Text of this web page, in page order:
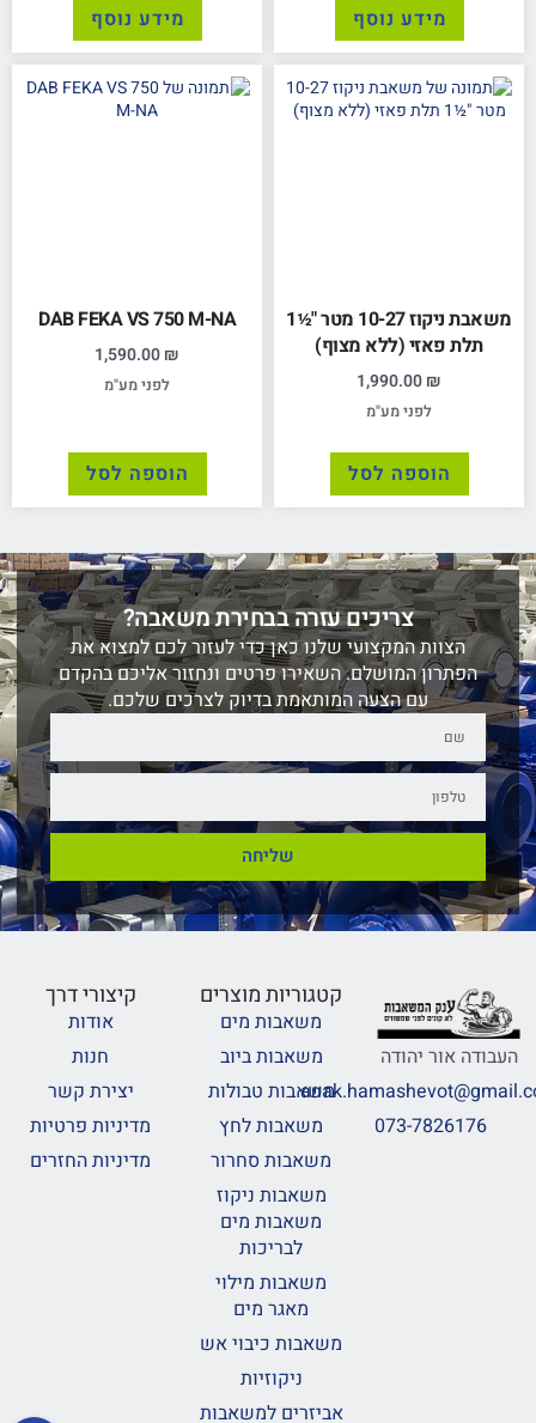
מידע נוסף מידע נוסף
משאבת ניקוז 10-27 מטר "½1
תלת פאזי (ללא מצוף)
1,990.00₪
לפני מע"מ
הוספה לסל
DAB FEKA VS 750 M-NA
1,590.00₪
לפני מע"מ
הוספה לסל
צריכים עזרה בבחירת משאבה?
הצוות המקצועי שלנו כאן כדי לעזור לכם למצוא את
הפתרון המושלם. השאירו פרטים ונחזור אליכם בהקדם
עם הצעה המותאמת בדיוק לצרכים שלכם.
שליחה
העבודה אור יהודה
073-7826176
קטגוריות מוצרים
משאבות מים
משאבות ביוב
משאבות טבולות
משאבות לחץ
משאבות סחרור
משאבות ניקוז
משאבות מים
לבריכות
משאבות מילוי
מאגר מים
משאבות כיבוי אש
ניקוזיות
אביזרים למשאבות
קיצורי דרך
אודות
חנות
יצירת קשר
מדיניות פרטיות
מדיניות החזרים